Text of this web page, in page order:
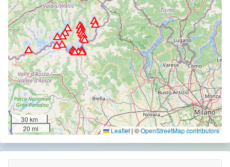
30 km
20 mi
Leaflet|©OpenStreetMap contributors